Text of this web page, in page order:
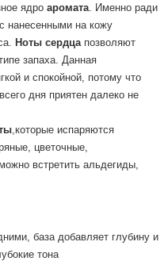
ядро аромата. Именно ради
нанесенными на кожу
Ноты сердцапозволяют
запаха. Данная
и спокойной, потому что
дня приятен далеко не
,которые испаряются
цветочные,
встретить альдегиды,
база добавляет глубину и
тона